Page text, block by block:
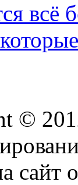
©
сайт